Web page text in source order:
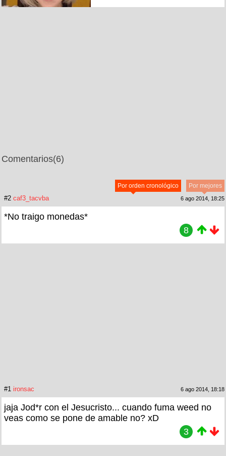
Comentarios(6)
Por mejores
Por orden cronológico
#2 caf3_tacvba 6 ago 2014, 18:25
*No traigo monedas*
8
#1 ironsac 6 ago 2014, 18:18
jaja Jod*r con el Jesucristo... cuando fuma weed no
veas como se pone de amable no? xD
3